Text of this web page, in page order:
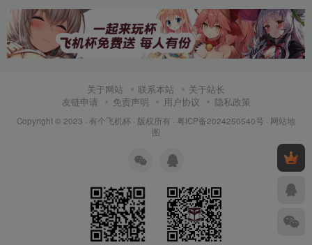
关于网站 联系本站
关于站长
友链申请
免责声明 用户协议 隐私政策
Copyright © 2023 · 有个飞机杯 · 版权所有 · 粤ICP备2024250540号 · 网站地
图